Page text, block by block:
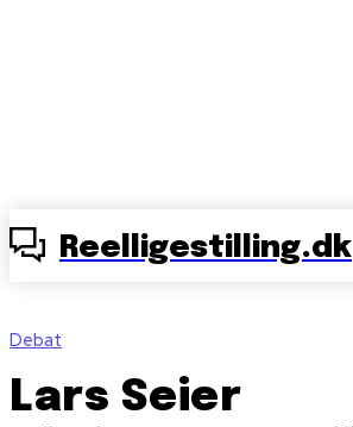
Reelligestilling.dk
Debat
Lars Seier